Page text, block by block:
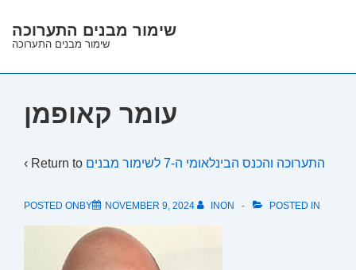
Skip
Main
שימור מבנים התערוכה
שימור מבנים התערוכה
עומר קאופמן
‹ Return to התערוכה והכנס הבינלאומי ה-7 לשימור מבנים
POSTED ONBY NOVEMBER 9, 2024 INON POSTED IN